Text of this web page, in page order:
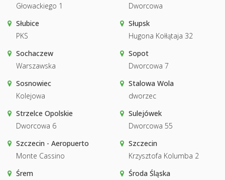
Głowackiego 1
Dworcowa
Słubice
PKS
Słupsk
Hugona Kołłątaja 32
Sochaczew
Warszawska
Sopot
Dworcowa 7
Sosnowiec
Kolejowa
Stalowa Wola
dworzec
Strzelce Opolskie
Dworcowa 6
Sulejówek
Dworcowa 55
Szczecin - Aeropuerto
Monte Cassino
Szczecin
Krzysztofa Kolumba 2
Śrem
Środa Śląska